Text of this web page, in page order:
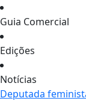
Guia Comercial
Edições
Notícias
Deputada